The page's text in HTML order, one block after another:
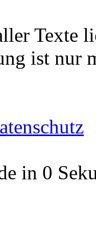
Texte
ist nur
in 0